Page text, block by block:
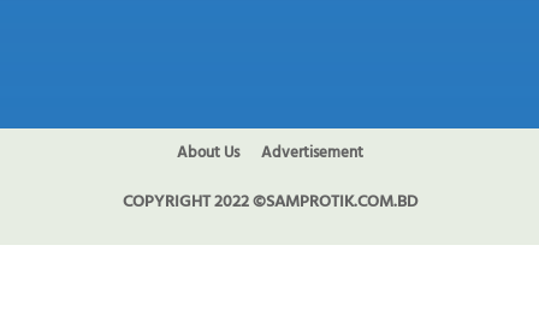
About Us Advertisement
COPYRIGHT 2022 ©SAMPROTIK.COM.BD